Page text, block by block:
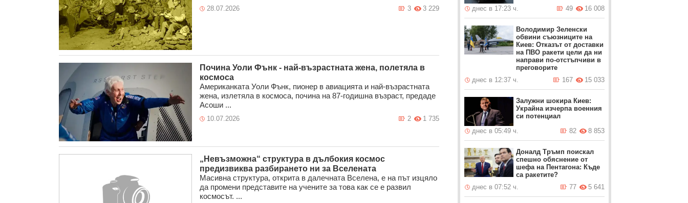
28.07.2026 3 229
3
Почина Уоли Фънк - най-възрастната жена, полетяла в
космоса
Американката Уоли Фънк, пионер в авиацията и най-възрастната
жена, излетяла в космоса, почина на 87-годишна възраст, предаде
Асоши ...
10.07.2026 1 735
2
​„Невъзможна“ структура в дълбокия космос
предизвиква разбирането ни за Вселената
​Масивна структура, открита в далечната Вселена, е на път изцяло
да промени представите на учените за това как се е развил
космосът. ...
днес в 17:23 ч. 16 008
49
Володимир Зеленски
обвини съюзниците на
Киев: Отказът от доставки
на ПВО ракети цели да ни
направи по-отстъпчиви в
преговорите
днес в 12:37 ч.
15 033
167
Залужни шокира Киев:
Украйна изчерпа военния
си потенциал
днес в 05:49 ч.
8 853
82
Доналд Тръмп поискал
спешно обяснение от
шефа на Пентагона: Къде
са ракетите?
днес в 07:52 ч.
5 641
77